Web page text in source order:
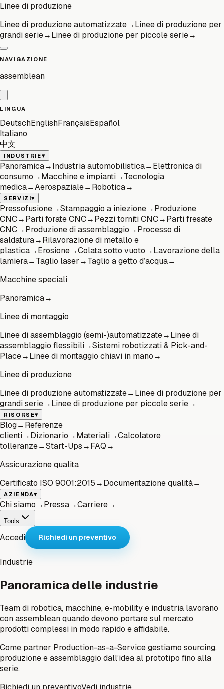
Linee di produzione
Linee di produzione automatizzate→Linee di produzione per
grandi serie→Linee di produzione per piccole serie→
NAVIGAZIONE
assemblean
LINGUA
DeutschEnglishFrançaisEspañol
Italiano
中文
INDUSTRIE▾
Panoramica→Industria automobilistica→Elettronica di
consumo→Macchine e impianti→Tecnologia
medica→Aerospaziale→Robotica→
SERVIZI▾
Pressofusione→Stampaggio a iniezione→Produzione
CNC→Parti forate CNC→Pezzi torniti CNC→Parti fresate
CNC→Produzione di assemblaggio→Processo di
saldatura→Rilavorazione di metallo e
plastica→Erosione→Colata sotto vuoto→Lavorazione della
lamiera→Taglio laser→Taglio a getto d’acqua→
Macchine speciali
Panoramica→
Linee di montaggio
Linee di assemblaggio (semi-)automatizzate→Linee di
assemblaggio flessibili→Sistemi robotizzati & Pick-and-
Place→Linee di montaggio chiavi in mano→
Linee di produzione
Linee di produzione automatizzate→Linee di produzione per
grandi serie→Linee di produzione per piccole serie→
RISORSE▾
Blog→Referenze
clienti→Dizionario→Materiali→Calcolatore
tolleranze→Start-Ups→FAQ→
Assicurazione qualita
Certificato ISO 9001:2015→Documentazione qualità→
AZIENDA▾
Chi siamo→Pressa→Carriere→
Tools
Accedi Richiedi un preventivo
Industrie
Panoramica delle industrie
Team di robotica, macchine, e-mobility e industria lavorano
con assemblean quando devono portare sul mercato
prodotti complessi in modo rapido e affidabile.
Come partner Production-as-a-Service gestiamo sourcing,
produzione e assemblaggio dall’idea al prototipo fino alla
serie.